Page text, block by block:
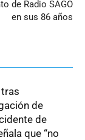
de Radio SAGO
en sus 86 años
de
de
que “no